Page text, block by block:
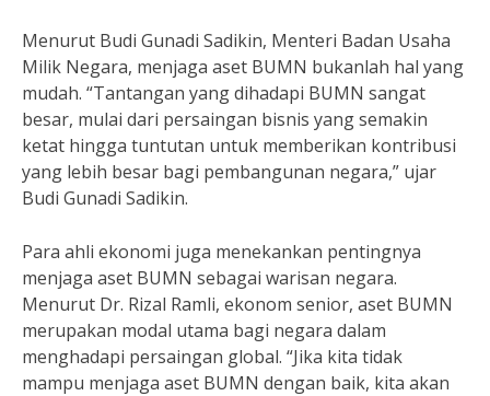
Menurut Budi Gunadi Sadikin, Menteri Badan Usaha
Milik Negara, menjaga aset BUMN bukanlah hal yang
mudah. “Tantangan yang dihadapi BUMN sangat
besar, mulai dari persaingan bisnis yang semakin
ketat hingga tuntutan untuk memberikan kontribusi
yang lebih besar bagi pembangunan negara,” ujar
Budi Gunadi Sadikin.
Para ahli ekonomi juga menekankan pentingnya
menjaga aset BUMN sebagai warisan negara.
Menurut Dr. Rizal Ramli, ekonom senior, aset BUMN
merupakan modal utama bagi negara dalam
menghadapi persaingan global. “Jika kita tidak
mampu menjaga aset BUMN dengan baik, kita akan